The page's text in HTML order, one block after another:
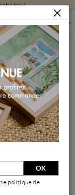
choisir !
PETIT FORMAT
| Tableau Figuratif
OK
politique de